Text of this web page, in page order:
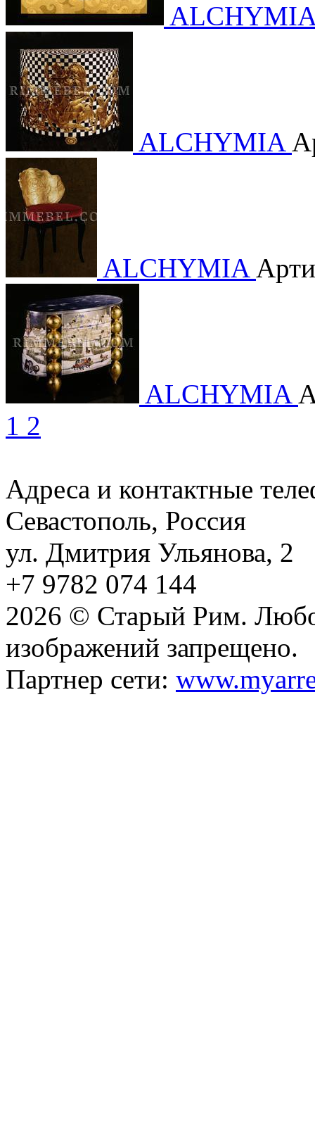
ALCHYMIA
ALCHYMIA
ALCHYMIA
ALCHYMIA
1 2
Адреса и контактные
Севастополь, Россия
ул. Дмитрия Ульянова, 2
+7 9782 074 144
2026 © Старый Рим.
изображений запрещено.
Партнер сети: